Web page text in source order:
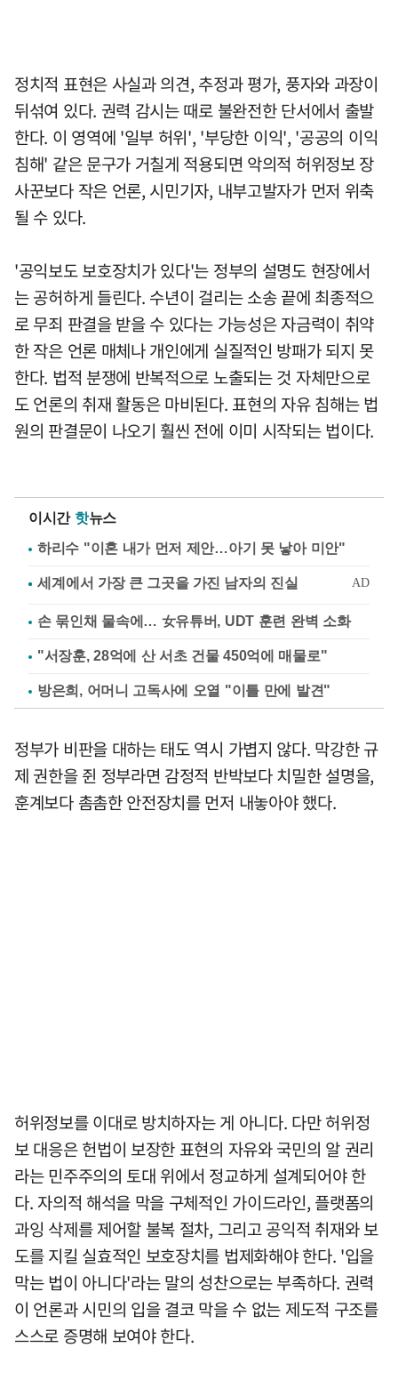
정치적 표현은 사실과 의견, 추정과 평가, 풍자와 과장이
뒤섞여 있다. 권력 감시는 때로 불완전한 단서에서 출발
한다. 이 영역에 '일부 허위', '부당한 이익', '공공의 이익
침해' 같은 문구가 거칠게 적용되면 악의적 허위정보 장
사꾼보다 작은 언론, 시민기자, 내부고발자가 먼저 위축
될 수 있다.
'공익보도 보호장치가 있다'는 정부의 설명도 현장에서
는 공허하게 들린다. 수년이 걸리는 소송 끝에 최종적으
로 무죄 판결을 받을 수 있다는 가능성은 자금력이 취약
한 작은 언론 매체나 개인에게 실질적인 방패가 되지 못
한다. 법적 분쟁에 반복적으로 노출되는 것 자체만으로
도 언론의 취재 활동은 마비된다. 표현의 자유 침해는 법
원의 판결문이 나오기 훨씬 전에 이미 시작되는 법이다.
이시간 핫뉴스
하리수 "이혼 내가 먼저 제안…아기 못 낳아 미안"
손 묶인채 물속에… 女유튜버, UDT 훈련 완벽 소화
"서장훈, 28억에 산 서초 건물 450억에 매물로"
방은희, 어머니 고독사에 오열 "이틀 만에 발견"
정부가 비판을 대하는 태도 역시 가볍지 않다. 막강한 규
제 권한을 쥔 정부라면 감정적 반박보다 치밀한 설명을,
훈계보다 촘촘한 안전장치를 먼저 내놓아야 했다.
허위정보를 이대로 방치하자는 게 아니다. 다만 허위정
보 대응은 헌법이 보장한 표현의 자유와 국민의 알 권리
라는 민주주의의 토대 위에서 정교하게 설계되어야 한
다. 자의적 해석을 막을 구체적인 가이드라인, 플랫폼의
과잉 삭제를 제어할 불복 절차, 그리고 공익적 취재와 보
도를 지킬 실효적인 보호장치를 법제화해야 한다. '입을
막는 법이 아니다'라는 말의 성찬으로는 부족하다. 권력
이 언론과 시민의 입을 결코 막을 수 없는 제도적 구조를
스스로 증명해 보여야 한다.